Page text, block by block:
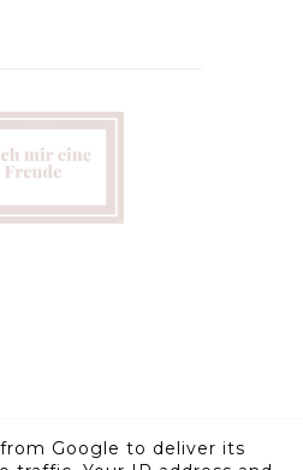
Google to deliver its